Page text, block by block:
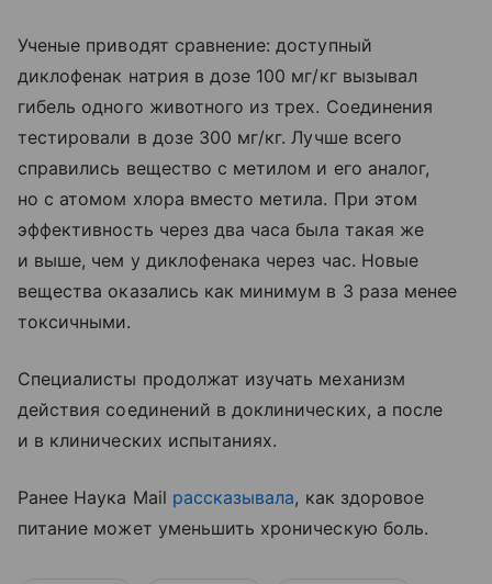
Ученые приводят сравнение: доступный
диклофенак натрия в дозе 100 мг/кг вызывал
гибель одного животного из трех. Соединения
тестировали в дозе 300 мг/кг. Лучше всего
справились вещество с метилом и его аналог,
но с атомом хлора вместо метила. При этом
эффективность через два часа была такая же
и выше, чем у диклофенака через час. Новые
вещества оказались как минимум в 3 раза менее
токсичными.
Специалисты продолжат изучать механизм
действия соединений в доклинических, а после
и в клинических испытаниях.
Ранее Наука Mail рассказывала, как здоровое
питание может уменьшить хроническую боль.